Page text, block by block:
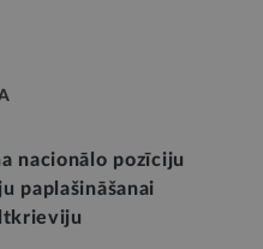
nacionālo pozīciju
paplašināšanai